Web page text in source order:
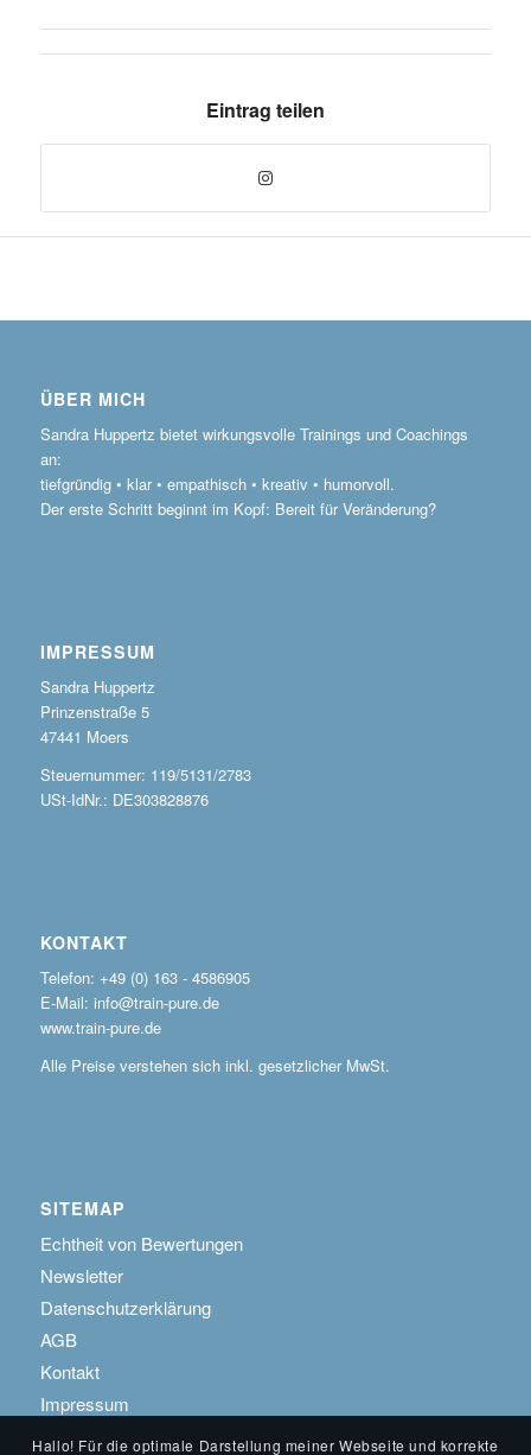
Eintrag teilen
ÜBER MICH
Sandra Huppertz bietet wirkungsvolle Trainings und Coachings
an:
tiefgründig • klar • empathisch • kreativ • humorvoll.
Der erste Schritt beginnt im Kopf: Bereit für Veränderung?
IMPRESSUM
Sandra Huppertz
Prinzenstraße 5
47441 Moers
Steuernummer: 119/5131/2783
USt-IdNr.: DE303828876
KONTAKT
Telefon: +49 (0) 163 - 4586905
E-Mail: info@train-pure.de
www.train-pure.de
Alle Preise verstehen sich inkl. gesetzlicher MwSt.
SITEMAP
Echtheit von Bewertungen
Newsletter
Datenschutzerklärung
AGB
Kontakt
Impressum
Hallo! Für die optimale Darstellung meiner Webseite und korrekte